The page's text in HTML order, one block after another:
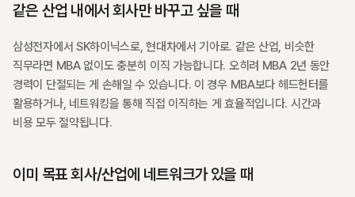
같은 산업 내에서 회사만 바꾸고 싶을 때
삼성전자에서 SK하이닉스로, 현대차에서 기아로. 같은 산업, 비슷한
직무라면 MBA 없이도 충분히 이직 가능합니다. 오히려 MBA 2년 동안
경력이 단절되는 게 손해일 수 있습니다. 이 경우 MBA보다 헤드헌터를
활용하거나, 네트워킹을 통해 직접 이직하는 게 효율적입니다. 시간과
비용 모두 절약됩니다.
이미 목표 회사/산업에 네트워크가 있을 때